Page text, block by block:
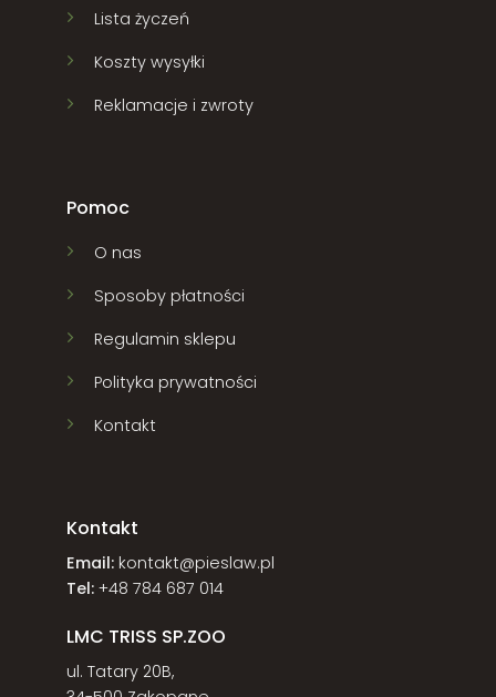
Lista życzeń
Koszty wysyłki
Reklamacje i zwroty
Pomoc
O nas
Sposoby płatności
Regulamin sklepu
Polityka prywatności
Kontakt
Kontakt
Email: kontakt@pieslaw.pl
Tel: +48 784 687 014
LMC TRISS SP.ZOO
ul. Tatary 20B,